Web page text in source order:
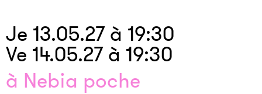
Je 13.05.27 à 19:30
Ve 14.05.27 à 19:30
à Nebia poche